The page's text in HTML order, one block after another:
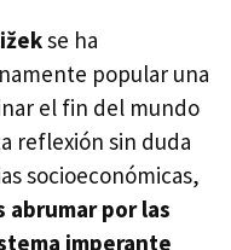
se ha
popular una
el fin del mundo
reflexión sin duda
socioeconómicas,
abrumar por las
imperante